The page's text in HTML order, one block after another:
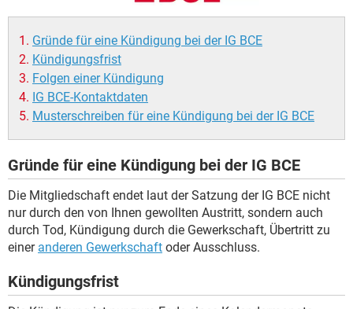
Gründe für eine Kündigung bei der IG BCE
Kündigungsfrist
Folgen einer Kündigung
IG BCE-Kontaktdaten
Musterschreiben für eine Kündigung bei der IG BCE
Gründe für eine Kündigung bei der IG BCE
Die Mitgliedschaft endet laut der Satzung der IG BCE nicht
nur durch den von Ihnen gewollten Austritt, sondern auch
durch Tod, Kündigung durch die Gewerkschaft, Übertritt zu
einer anderen Gewerkschaft oder Ausschluss.
Kündigungsfrist